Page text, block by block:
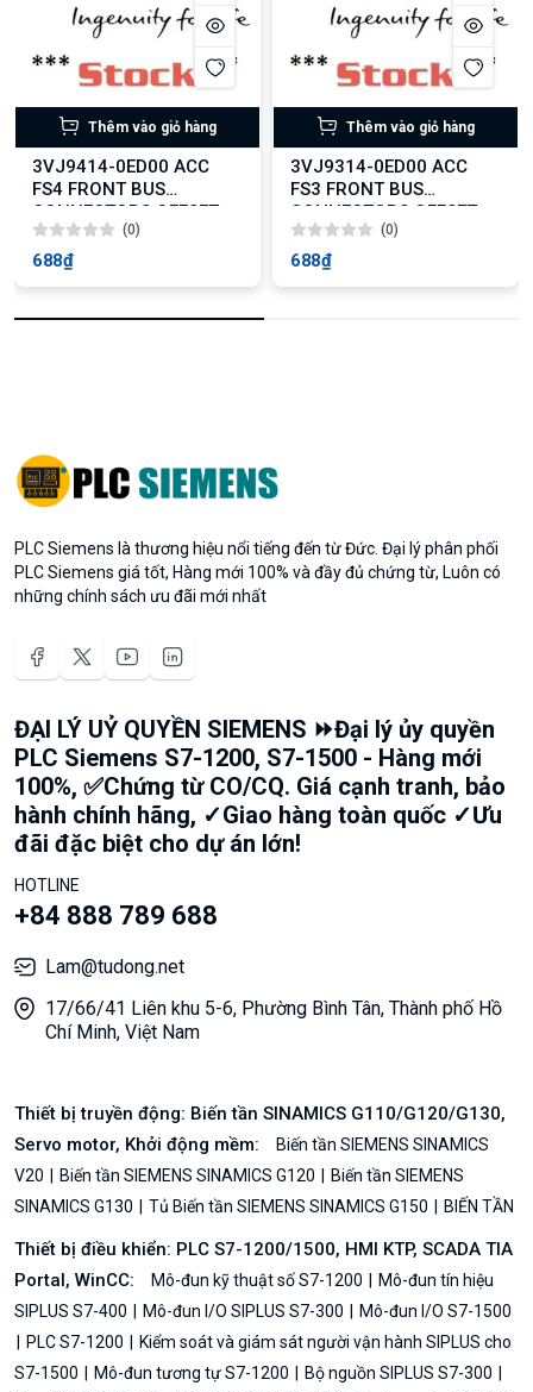
Thêm vào giỏ hàng
3VJ9414-0ED00 ACC
FS4 FRONT BUS
CONNECTORS OFFSET
4PCS
(0)
688₫
Thêm vào giỏ hàng
3VJ9314-0ED00 ACC
FS3 FRONT BUS
CONNECTORS OFFSET
4PCS
(0)
688₫
PLC Siemens là thương hiệu nổi tiếng đến từ Đức. Đại lý phân phối
PLC Siemens giá tốt, Hàng mới 100% và đầy đủ chứng từ, Luôn có
những chính sách ưu đãi mới nhất
ĐẠI LÝ UỶ QUYỀN SIEMENS ⏩Đại lý ủy quyền
PLC Siemens S7-1200, S7-1500 - Hàng mới
100%, ✅Chứng từ CO/CQ. Giá cạnh tranh, bảo
hành chính hãng, ✓Giao hàng toàn quốc ✓Ưu
đãi đặc biệt cho dự án lớn!
HOTLINE
+84 888 789 688
Lam@tudong.net
17/66/41 Liên khu 5-6, Phường Bình Tân, Thành phố Hồ
Chí Minh, Việt Nam
Thiết bị truyền động: Biến tần SINAMICS G110/G120/G130,
Servo motor, Khởi động mềm:
Biến tần SIEMENS SINAMICS
V20
Biến tần SIEMENS SINAMICS G120
Biến tần SIEMENS
SINAMICS G130
Tủ Biến tần SIEMENS SINAMICS G150 BIẾN TẦN
Thiết bị điều khiển: PLC S7-1200/1500, HMI KTP, SCADA TIA
Portal, WinCC:
Mô-đun kỹ thuật số S7-1200
Mô-đun tín hiệu
SIPLUS S7-400
Mô-đun I/O SIPLUS S7-300
Mô-đun I/O S7-1500
PLC S7-1200
Kiểm soát và giám sát người vận hành SIPLUS cho
S7-1500
Mô-đun tương tự S7-1200
Bộ nguồn SIPLUS S7-300